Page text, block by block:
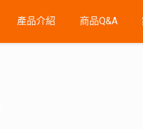
產品介紹 商品Q&A